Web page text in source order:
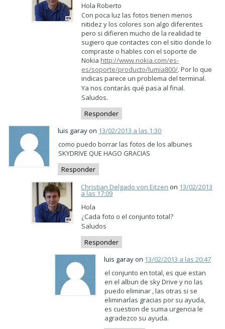
Hola Roberto
Con poca luz las fotos tienen menos
nitidez y los colores son algo diferentes
pero si difieren mucho de la realidad te
sugiero que contactes con el sitio donde lo
compraste o hables con el soporte de
Nokia http://www.nokia.com/es-
es/soporte/producto/lumia800/. Por lo que
indicas parece un problema del terminal.
Ya nos contarás qué pasa al final.
Saludos.
Responder
luis garay on 13/02/2013 a las 1:30
como puedo borrar las fotos de los albunes
SKYDRIVE QUE HAGO GRACIAS
Responder
Christian Delgado von Eitzen on 13/02/2013
a las 17:09
Hola
¿Cada foto o el conjunto total?
Saludos
Responder
luis garay on 13/02/2013 a las 20:47
el conjunto en total, es que estan
en el albun de sky Drive y no las
puedo eliminar , las otras si se
eliminarlas gracias por su ayuda,
es cuestion de suma urgencia le
agradezco su ayuda.